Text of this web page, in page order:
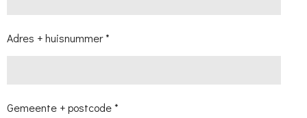
Adres + huisnummer *
Gemeente + postcode *